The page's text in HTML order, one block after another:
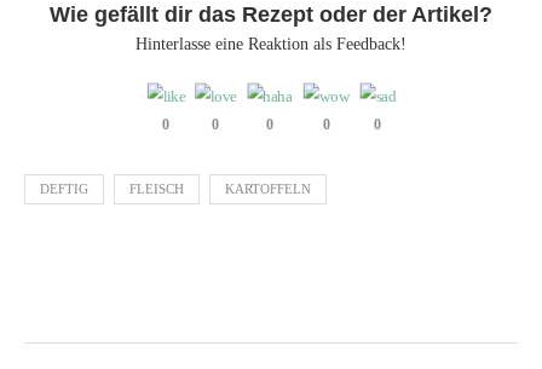
Wie gefällt dir das Rezept oder der Artikel?
Hinterlasse eine Reaktion als Feedback!
0 0 0 0 0
DEFTIG FLEISCH KARTOFFELN